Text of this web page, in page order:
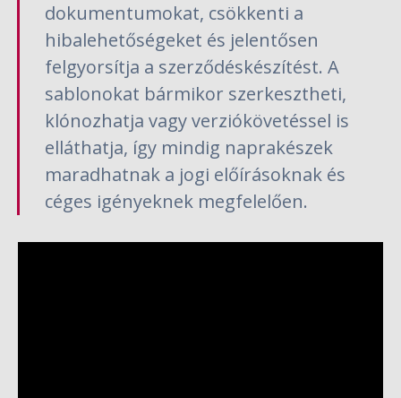
dokumentumokat, csökkenti a
hibalehetőségeket és jelentősen
felgyorsítja a szerződéskészítést. A
sablonokat bármikor szerkesztheti,
klónozhatja vagy verziókövetéssel is
elláthatja, így mindig naprakészek
maradhatnak a jogi előírásoknak és
céges igényeknek megfelelően.